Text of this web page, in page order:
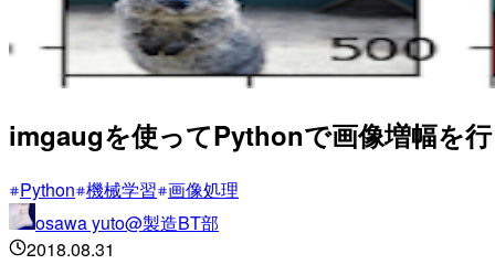
imgaugを使ってPythonで画像増幅を
Python 機械学習 画像処理
osawa yuto@製造BT部
2018.08.31